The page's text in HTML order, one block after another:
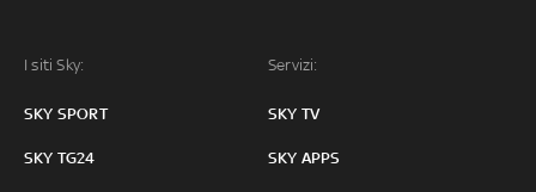
I siti Sky:
SKY SPORT
SKY TG24
Servizi:
SKY TV
SKY APPS